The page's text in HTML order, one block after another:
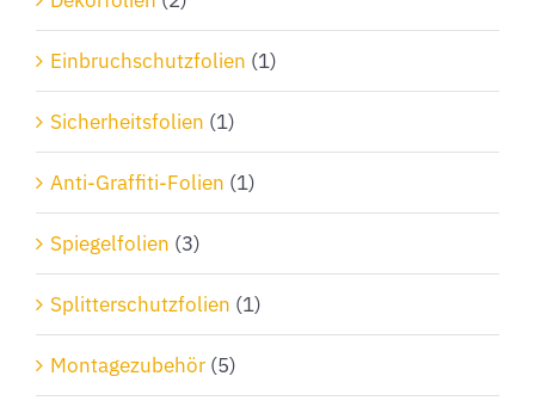
Einbruchschutzfolien (1)
Sicherheitsfolien (1)
Anti-Graffiti-Folien (1)
Spiegelfolien (3)
Splitterschutzfolien (1)
Montagezubehör (5)